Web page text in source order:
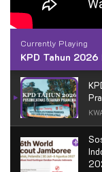
Currently Playing
KPD Tahun 2026